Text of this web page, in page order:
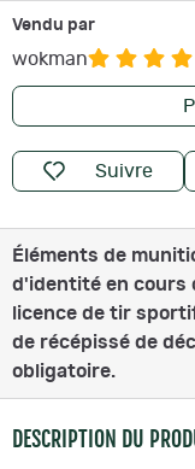
Vendu par
wokman
Suivre
Éléments de
d'identité en cours
licence de tir
de récépissé de
obligatoire.
DESCRIPTION DU